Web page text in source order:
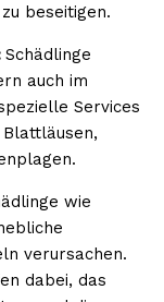
beseitigen.
Schädlinge
auch im
Services
wie
verursachen.
dabei, das